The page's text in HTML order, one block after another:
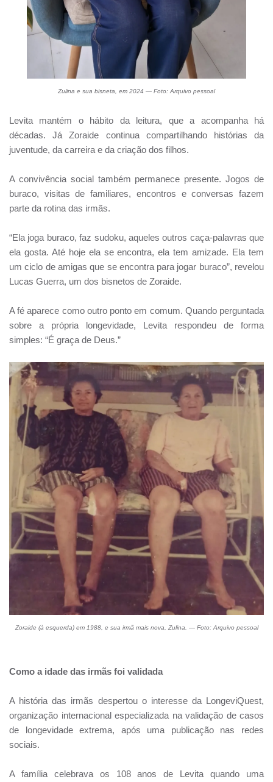
Zulina e sua bisneta, em 2024 — Foto: Arquivo pessoal
Levita mantém o hábito da leitura, que a acompanha há
décadas. Já Zoraide continua compartilhando histórias da
juventude, da carreira e da criação dos filhos.
A convivência social também permanece presente. Jogos de
buraco, visitas de familiares, encontros e conversas fazem
parte da rotina das irmãs.
“Ela joga buraco, faz sudoku, aqueles outros caça-palavras que
ela gosta. Até hoje ela se encontra, ela tem amizade. Ela tem
um ciclo de amigas que se encontra para jogar buraco”, revelou
Lucas Guerra, um dos bisnetos de Zoraide.
A fé aparece como outro ponto em comum. Quando perguntada
sobre a própria longevidade, Levita respondeu de forma
simples: “É graça de Deus.”
Zoraide (à esquerda) em 1988, e sua irmã mais nova, Zulina. — Foto: Arquivo pessoal
Como a idade das irmãs foi validada
A história das irmãs despertou o interesse da LongeviQuest,
organização internacional especializada na validação de casos
de longevidade extrema, após uma publicação nas redes
sociais.
A família celebrava os 108 anos de Levita quando uma